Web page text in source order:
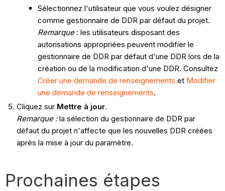
Sélectionnez l'utilisateur que vous voulez désigner
comme gestionnaire de DDR par défaut du projet.
Remarque: les utilisateurs disposant des
autorisations appropriées peuvent modifier le
gestionnaire de DDR par défaut d'une DDR lors de la
création ou de la modification d'une DDR. Consultez
Créer une demande de renseignements et Modifier
une demande de renseignements.
Cliquez sur Mettre à jour.
Remarque :la sélection du gestionnaire de DDR par
défaut du projet n'affecte que les nouvelles DDR créées
après la mise à jour du paramètre.
Prochaines étapes